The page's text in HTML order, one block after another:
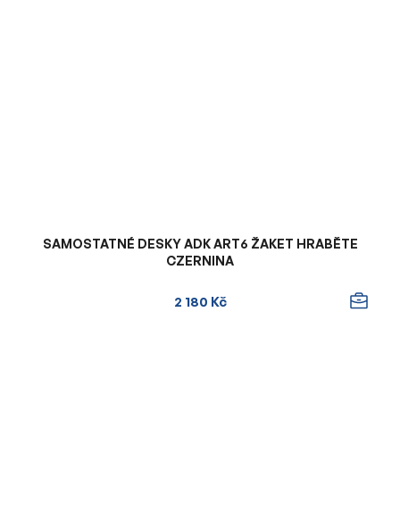
SAMOSTATNÉ DESKY ADK ART6 ŽAKET HRABĚTE
CZERNINA
2 180 Kč